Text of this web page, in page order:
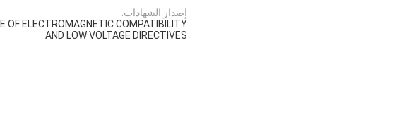
إصدار الشهادات:
OF ELECTROMAGNETIC COMPATIBILITY
AND LOW VOLTAGE DIRECTIVES